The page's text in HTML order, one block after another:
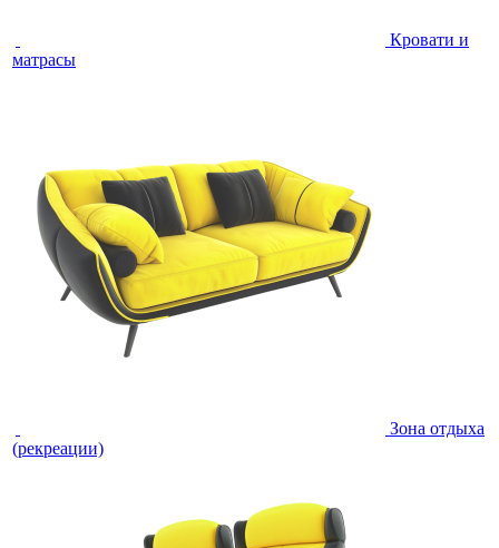
Кровати и
матрасы
Зона отдыха
(рекреации)